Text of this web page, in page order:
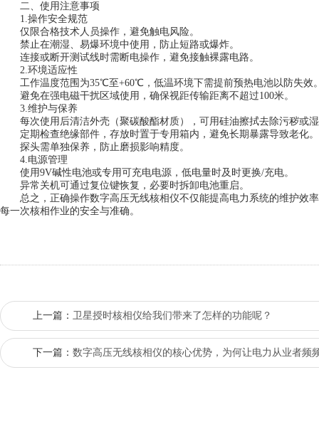
二、使用注意事项
1.操作安全规范
仅限合格技术人员操作，避免触电风险。
禁止在潮湿、易爆环境中使用，防止短路或爆炸。
连接或断开测试线时需断电操作，避免接触裸露电路。
2.环境适应性
工作温度范围为35℃至+60℃，低温环境下需提前预热电池以防失效
避免在强电磁干扰区域使用，确保视距传输距离不超过100米。
3.维护与保养
每次使用后清洁外壳（聚碳酸酯材质），可用硅油擦拭去除污秽或
定期检查绝缘部件，存放时置于专用箱内，避免长期暴露导致老化。
探头需单独保养，防止磨损影响精度。
4.电源管理
使用9V碱性电池或专用可充电电源，低电量时及时更换/充电。
异常关机可通过复位键恢复，必要时拆卸电池重启。
总之，正确操作数字高压无线核相仪不仅能提高电力系统的维护效
每一次核相作业的安全与准确。
上一篇： 卫星授时核相仪给我们带来了怎样的功能呢？
下一篇： 数字高压无线核相仪的核心优势，为何让电力从业者频